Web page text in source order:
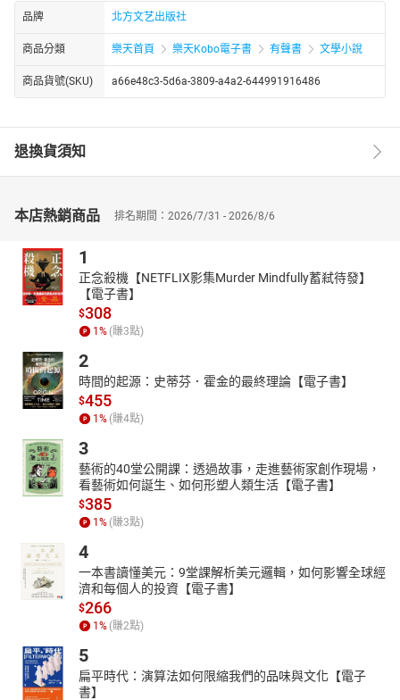
品牌 北方文艺出版社
商品分類 樂天首頁 樂天Kobo電子書 有聲書 文學小說
商品貨號(SKU) a66e48c3-5d6a-3809-a4a2-644991916486
退換貨須知
本店熱銷商品 排名期間：2026/7/31 - 2026/8/6
1
正念殺機【NETFLIX影集Murder Mindfully蓄弒待發】
【電子書】
$308
1% (賺3點)
2
時間的起源：史蒂芬．霍金的最終理論【電子書】
$455
1% (賺4點)
3
藝術的40堂公開課：透過故事，走進藝術家創作現場，
看藝術如何誕生、如何形塑人類生活【電子書】
$385
1% (賺3點)
4
一本書讀懂美元：9堂課解析美元邏輯，如何影響全球經
濟和每個人的投資【電子書】
$266
1% (賺2點)
5
扁平時代：演算法如何限縮我們的品味與文化【電子
書】